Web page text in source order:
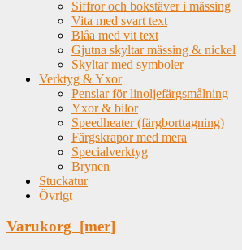
Siffror och bokstäver i mässing
Vita med svart text
Blåa med vit text
Gjutna skyltar mässing & nickel
Skyltar med symboler
Verktyg & Yxor
Penslar för linoljefärgsmålning
Yxor & bilor
Speedheater (färgborttagning)
Färgskrapor med mera
Specialverktyg
Brynen
Stuckatur
Övrigt
Varukorg [mer]